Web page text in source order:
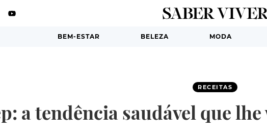
BEM-ESTAR BELEZA MODA
RECEITAS
a tendência saudável que